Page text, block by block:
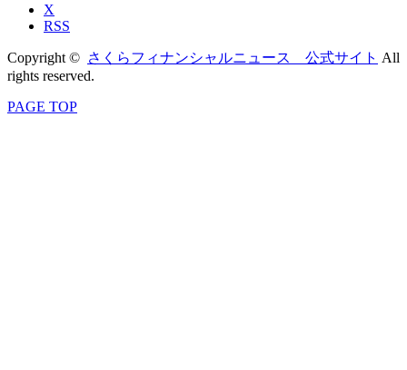
X
RSS
Copyright © さくらフィナンシャルニュース 公式サイト All
rights reserved.
PAGE TOP